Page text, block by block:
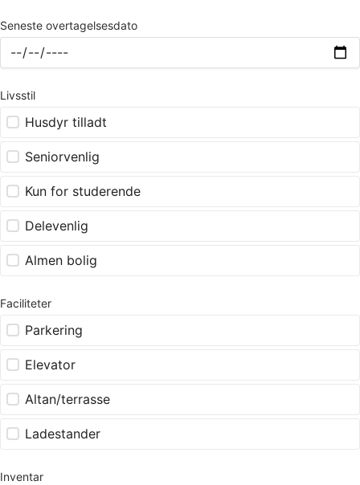
Seneste overtagelsesdato
Livsstil
Husdyr tilladt
Seniorvenlig
Kun for studerende
Delevenlig
Almen bolig
Faciliteter
Parkering
Elevator
Altan/terrasse
Ladestander
Inventar